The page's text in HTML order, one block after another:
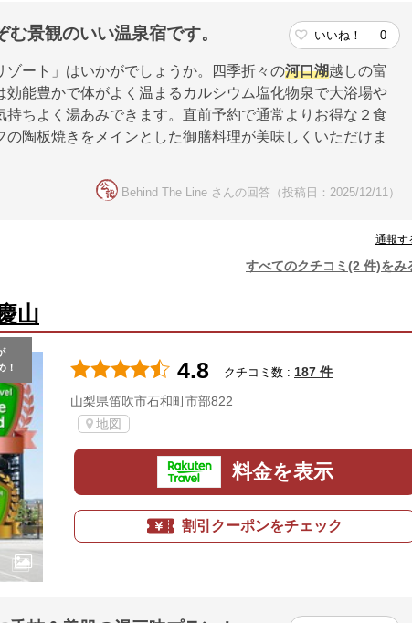
景観のいい温泉宿です。 いいね！ 0
ート」はいかがでしょうか。四季折々の河口湖越しの富
能豊かで体がよく温まるカルシウム塩化物泉で大浴場や
持ちよく湯あみできます。直前予約で通常よりお得な２食
陶板焼きをメインとした御膳料理が美味しくいただけま
Behind The Line さんの回答（投稿日：2025/12/11）
通報す
すべてのクチコミ(2 件)をみ
山
！
4.8 クチコミ数 : 187 件
山梨県笛吹市石和町市部822
地図
料金を表示
割引クーポンをチェック